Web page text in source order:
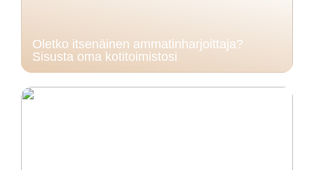
Oletko itsenäinen ammatinharjoittaja?
Sisusta oma kotitoimistosi